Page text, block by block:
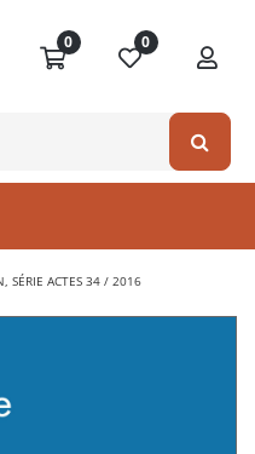
0 0
SÉRIE ACTES 34 / 2016